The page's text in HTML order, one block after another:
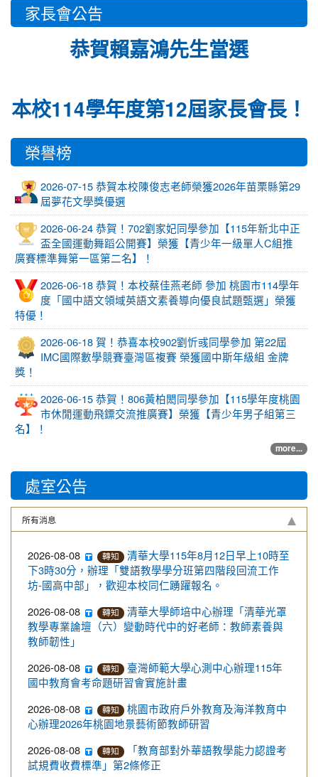
家長會公告
恭賀賴嘉鴻先生當選
本校114學年度第12屆家長會長！
榮譽榜
2026-07-15 恭賀本校陳俊志老師榮獲2026年苗栗縣第29
屆夢花文學獎優選
2026-06-24 恭賀！702劉家妃同學參加【115年新北中正
盃全國運動舞蹈公開賽】榮獲【青少年一級單人C組推
廣賽標準舞第一區第二名】！
2026-06-18 恭賀！本校蔡佳燕老師 參加 桃園市114學年
度「國中語文領域英語文素養導向優良試題甄選」榮獲
特優！
2026-06-18 賀！恭喜本校902劉忻彧同學參加 第22屆
IMC國際數學競賽臺灣區複賽 榮獲國中斯年級組 金牌
獎！
2026-06-15 恭賀！806黃柏閎同學參加【115學年度桃園
市休閒運動飛鏢交流推廣賽】榮獲【青少年男子組第三
名】！
more...
處室公告
所有消息
2026-08-08 轉知
清華大學115年8月12日早上10時至
下3時30分，辦理「雙語教學學分班第四階段回流工作
坊-國高中部」，歡迎本校同仁踴躍報名。
2026-08-08 轉知
清華大學師培中心辦理「清華光罩
教學專業論壇（六）變動時代中的好老師：教師素養與
教師韌性」
2026-08-08 轉知
臺灣師範大學心測中心辦理115年
國中教育會考命題研習會實施計畫
2026-08-08 轉知
桃園市政府戶外教育及海洋教育中
心辦理2026年桃園地景藝術節教師研習
2026-08-08 轉知
「教育部對外華語教學能力認證考
試規費收費標準」第2條修正